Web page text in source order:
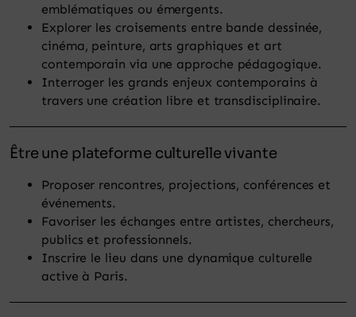
emblématiques ou émergents.
Explorer les croisements entre bande dessinée,
cinéma, peinture, arts graphiques et art
contemporain via une approche pédagogique.
Interroger les grands enjeux contemporains à
travers une création libre et transdisciplinaire.
Être une plateforme culturelle vivante
Proposer rencontres, projections, conférences et
événements.
Favoriser les échanges entre artistes, chercheurs,
publics et professionnels.
Inscrire le lieu dans une dynamique culturelle
active à Paris.